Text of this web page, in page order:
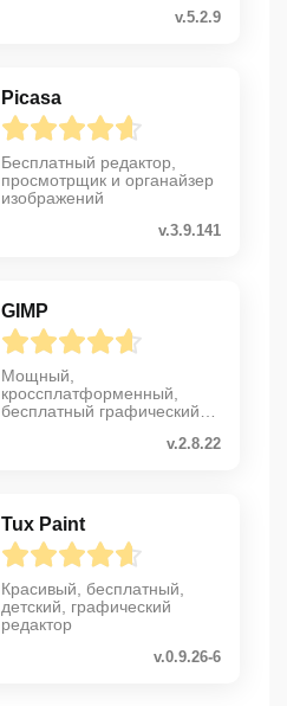
v.5.2.9
Picasa
Бесплатный редактор,
просмотрщик и органайзер
изображений
v.3.9.141
GIMP
Мощный,
кроссплатформенный,
бесплатный графический
v.2.8.22
Tux Paint
Красивый, бесплатный,
детский, графический
редактор
v.0.9.26-6